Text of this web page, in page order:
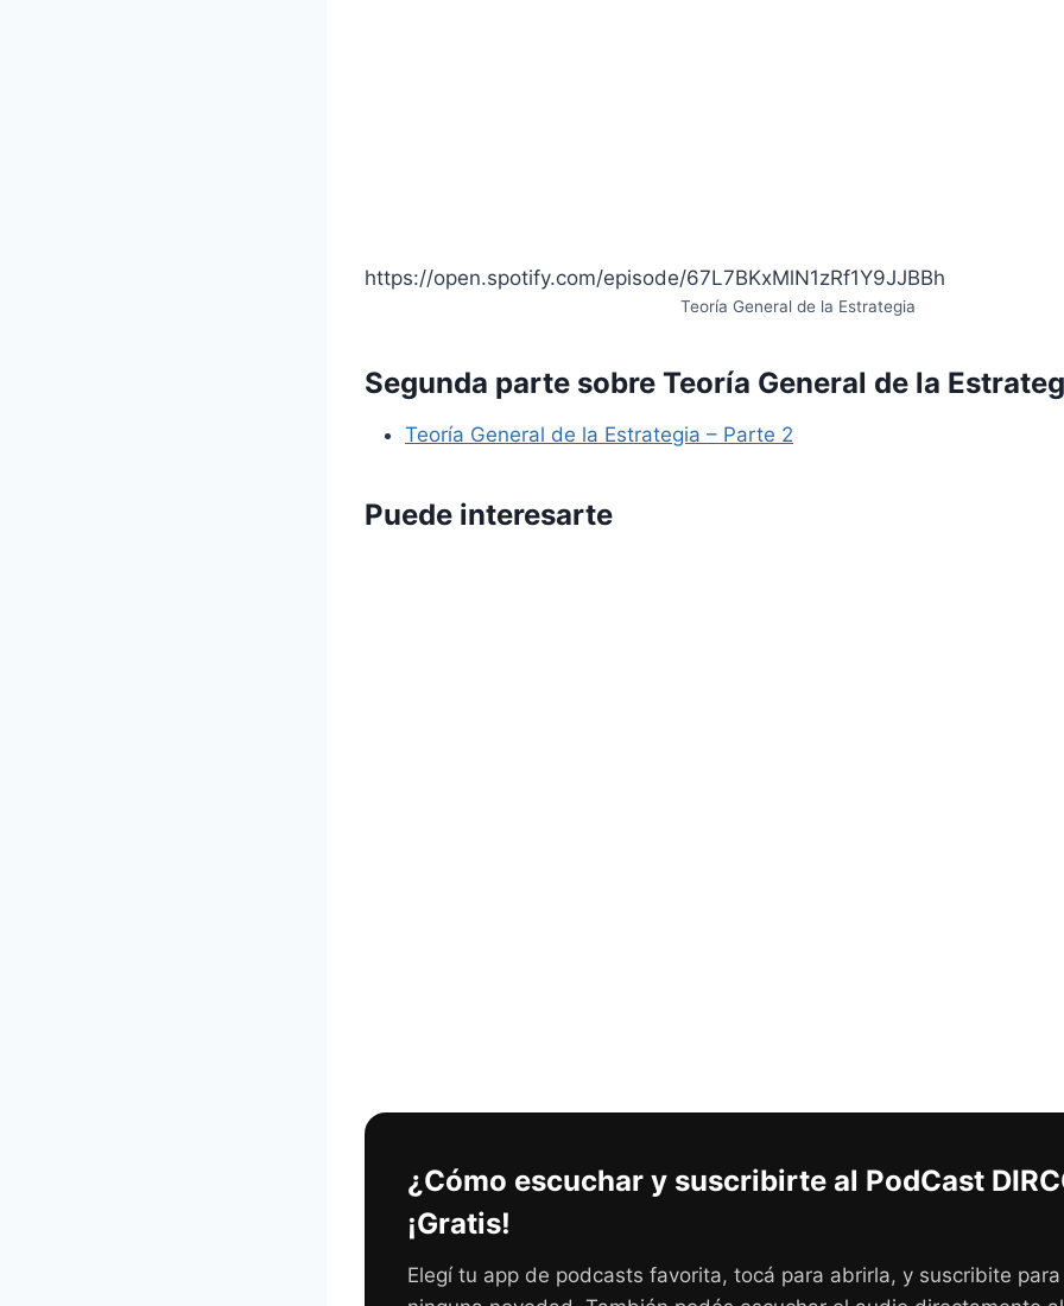
https://open.spotify.com/episode/67L7BKxMlN1zRf1Y9JJBBh
Teoría General de la Estrategia
Segunda parte sobre Teoría General de la
Teoría General de la Estrategia – Parte 2
Puede interesarte
¿Cómo escuchar y suscribirte al PodCast
¡Gratis!
Elegí tu app de podcasts favorita, tocá para abrirla, y suscribite